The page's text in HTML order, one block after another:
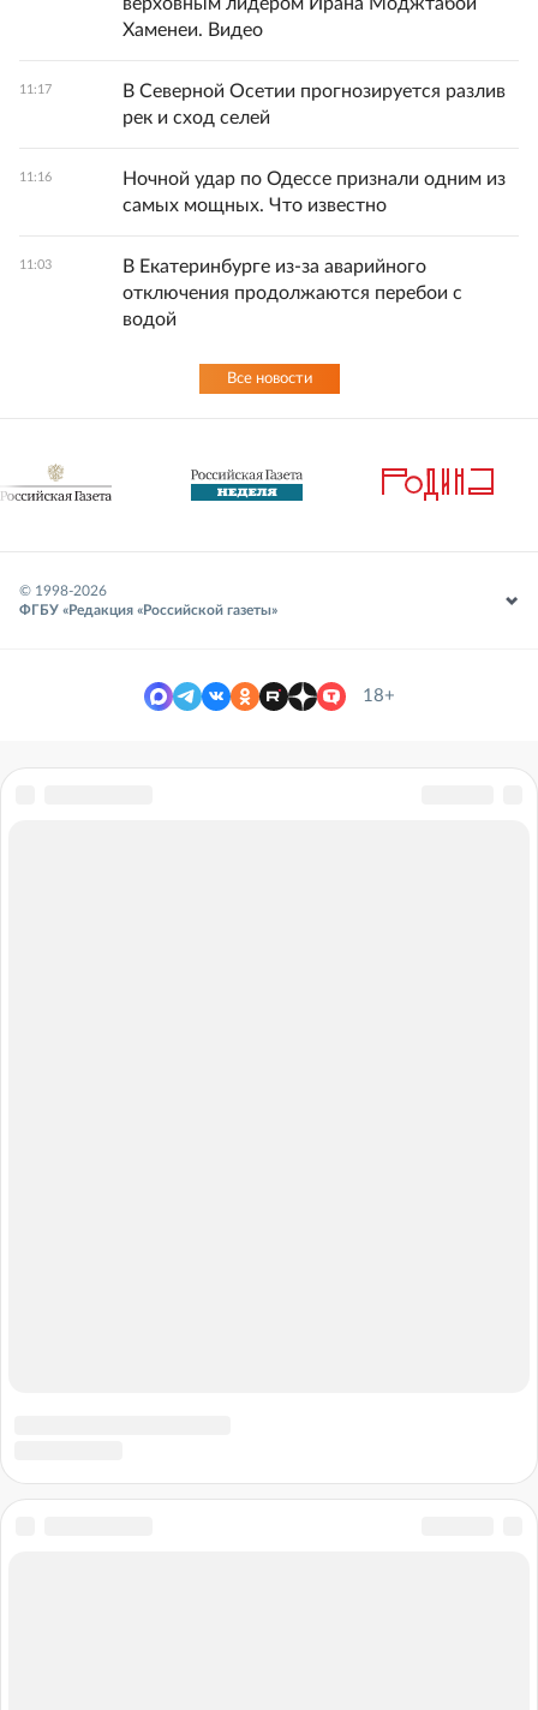
Хаменеи. Видео
11:17
В Северной Осетии прогнозируется разлив
рек и сход селей
11:16
Ночной удар по Одессе признали одним из
самых мощных. Что известно
11:03
В Екатеринбурге из-за аварийного
отключения продолжаются перебои с
водой
Все новости
© 1998-2026
ФГБУ «Редакция «Российской газеты»
18+